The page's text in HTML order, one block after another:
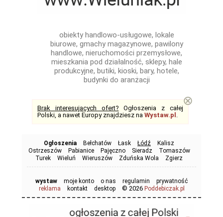
obiekty handlowo-usługowe, lokale
biurowe, gmachy magazynowe, pawilony
handlowe, nieruchomości przemysłowe,
mieszkania pod działalność, sklepy, hale
produkcyjne, butiki, kioski, bary, hotele,
budynki do aranżacji
Brak interesujących ofert? Ogłoszenia z całej
Polski, a nawet Europy znajdziesz na Wystaw.pl .
⊗
Ogłoszenia Bełchatów Łask Łódź
Kalisz
Ostrzeszów
Pabianice Pajęczno Sieradz
Tomaszów
Turek
Wieluń Wieruszów Zduńska Wola Zgierz
wystaw moje konto o nas regulamin
prywatność
reklama
kontakt desktop © 2026 Poddebiczak.pl